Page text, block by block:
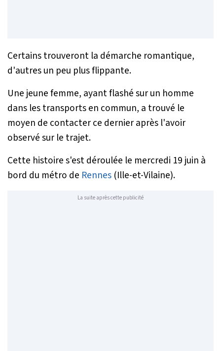
Certains trouveront la démarche romantique,
d'autres un peu plus flippante.
Une jeune femme, ayant flashé sur un homme
dans les transports en commun, a trouvé le
moyen de contacter ce dernier après l'avoir
observé sur le trajet.
Cette histoire s'est déroulée le mercredi 19 juin à
bord du métro de Rennes (Ille-et-Vilaine).
La suite après cette publicité